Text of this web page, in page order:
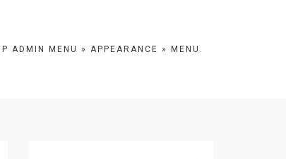
ADMIN MENU » APPEARANCE » MENU.